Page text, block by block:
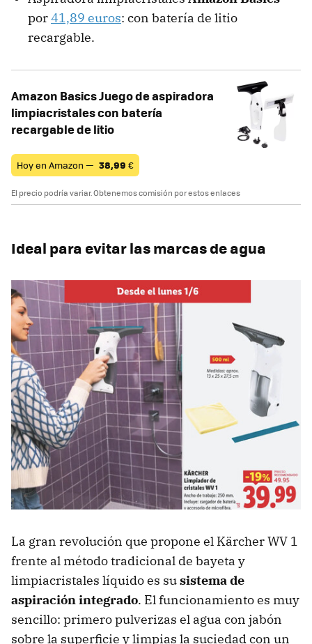
por41,89 euros: con batería de litio
recargable.
Amazon Basics Juego de aspiradora
limpiacristales con batería
recargable de litio
Hoy en Amazon — 38,99 €
El precio podría variar. Obtenemos comisión por estos enlaces
Ideal para evitar las marcas de agua
La gran revolución que propone el Kärcher WV 1
frente al método tradicional de bayeta y
limpiacristales líquido es susistema de
aspiración integrado. El funcionamiento es muy
sencillo: primero pulverizas el agua con jabón
sobre la superficie y limpias la suciedad con un